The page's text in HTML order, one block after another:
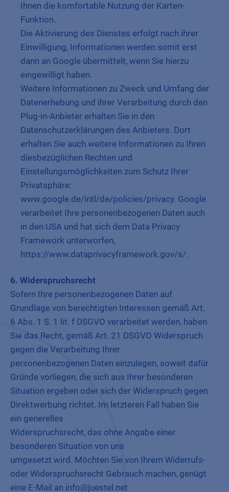
Ihnen die komfortable Nutzung der Karten-
Funktion.
Die Aktivierung des Dienstes erfolgt nach ihrer
Einwilligung, Informationen werden somit erst
dann an Google übermittelt, wenn Sie hierzu
eingewilligt haben.
Weitere Informationen zu Zweck und Umfang der
Datenerhebung und ihrer Verarbeitung durch den
Plug-in-Anbieter erhalten Sie in den
Datenschutzerklärungen des Anbieters. Dort
erhalten Sie auch weitere Informationen zu Ihren
diesbezüglichen Rechten und
Einstellungsmöglichkeiten zum Schutz Ihrer
Privatsphäre:
www.google.de/intl/de/policies/privacy. Google
verarbeitet Ihre personenbezogenen Daten auch
in den USA und hat sich dem Data Privacy
Framework unterworfen,
https://www.dataprivacyframework.gov/s/.
6. Widerspruchsrecht
Sofern Ihre personenbezogenen Daten auf
Grundlage von berechtigten Interessen gemäß Art.
6 Abs. 1 S. 1 lit. f DSGVO verarbeitet werden, haben
Sie das Recht, gemäß Art. 21 DSGVO Widerspruch
gegen die Verarbeitung Ihrer
personenbezogenen Daten einzulegen, soweit dafür
Gründe vorliegen, die sich aus Ihrer besonderen
Situation ergeben oder sich der Widerspruch gegen
Direktwerbung richtet. Im letzteren Fall haben Sie
ein generelles
Widerspruchsrecht, das ohne Angabe einer
besonderen Situation von uns
umgesetzt wird. Möchten Sie von Ihrem Widerrufs-
oder Widerspruchsrecht Gebrauch machen, genügt
eine E-Mail an info@juestel.net